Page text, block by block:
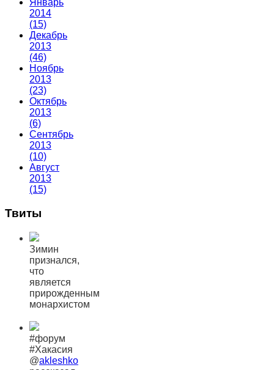
Январь
2014
(15)
Декабрь
2013
(46)
Ноябрь
2013
(23)
Октябрь
2013
(6)
Сентябрь
2013
(10)
Август
2013
(15)
Твиты
Зимин
признался,
что
является
прирожденным
монархистом
#форум
#Хакасия
@akleshko